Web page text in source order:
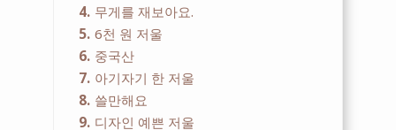
4 무게를 재보아요.
5 6천 원 저울
6 중국산
7 아기자기 한 저울
8 쓸만해요
9 디자인 예쁜 저울